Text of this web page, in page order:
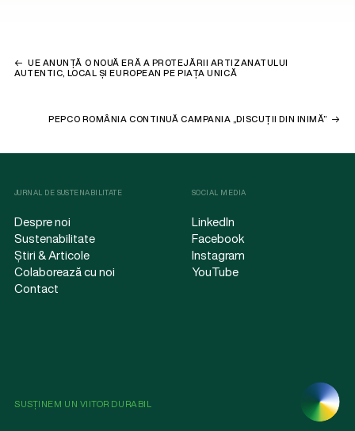
UE ANUNȚĂ O NOUĂ ERĂ A PROTEJĂRII ARTIZANATULUI
AUTENTIC, LOCAL ȘI EUROPEAN PE PIAȚA UNICĂ
PEPCO ROMÂNIA CONTINUĂ CAMPANIA „DISCUȚII DIN INIMĂ”
JURNAL DE SUSTENABILITATE
Despre noi
Sustenabilitate
Știri & Articole
Colaborează cu noi
Contact
SOCIAL MEDIA
LinkedIn
Facebook
Instagram
YouTube
SUSȚINEM UN VIITOR DURABIL